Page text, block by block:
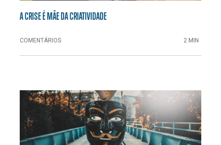
A CRISE É MÃE DA CRIATIVIDADE
COMENTÁRIOS 2 MIN